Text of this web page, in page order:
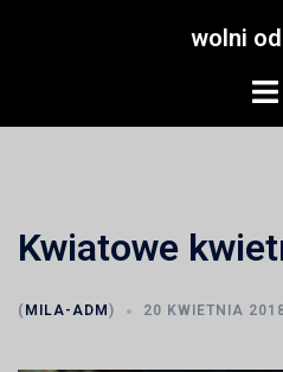
wolni
Kwiatowe
( MILA-ADM ) 20 KWIETNIA